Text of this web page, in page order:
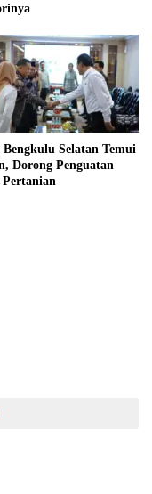
Selatan Temui
Dorong Penguatan